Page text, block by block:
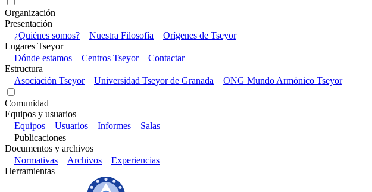
Organización
Presentación
¿Quiénes somos?
Nuestra Filosofía
Orígenes de Tseyor
Lugares Tseyor
Dónde estamos
Centros Tseyor
Contactar
Estructura
Asociación Tseyor
Universidad Tseyor de Granada ONG Mundo Armónico Tseyor
Comunidad
Equipos y usuarios
Equipos
Usuarios Informes
Salas
Publicaciones
Documentos y archivos
Normativas
Archivos
Experiencias
Herramientas